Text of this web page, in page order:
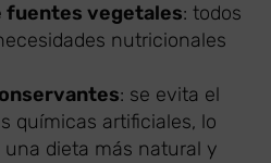
fuentes vegetales: todos
nutricionales
: se evita el
químicas artificiales, lo
dieta más natural y